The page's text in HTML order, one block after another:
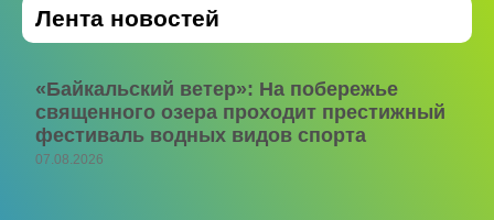
Лента новостей
«Байкальский ветер»: На побережье
священного озера проходит престижный
фестиваль водных видов спорта
07.08.2026